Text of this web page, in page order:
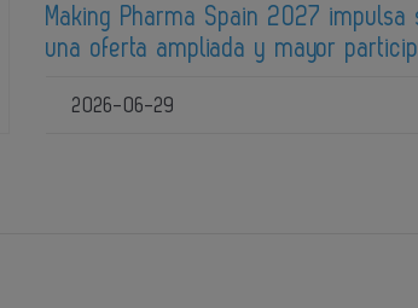
Making Pharma Spain 2027
una oferta ampliada y mayor
2026-06-29